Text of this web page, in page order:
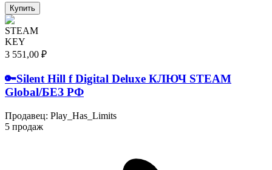
Купить
STEAM
KEY
3 551,00 ₽
🔑Silent Hill f Digital Deluxe КЛЮЧ STEAM
Global/БЕЗ РФ
Продавец: Play_Has_Limits
5 продаж